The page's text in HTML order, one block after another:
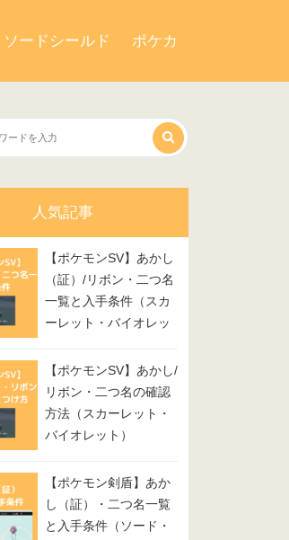
ソードシールド ポケカ
人気記事
【ポケモンSV】あかし
（証）/リボン・二つ名
一覧と入手条件（スカ
ーレット・バイオレッ
【ポケモンSV】あかし/
リボン・二つ名の確認
方法（スカーレット・
バイオレット）
【ポケモン剣盾】あか
し（証）・二つ名一覧
と入手条件（ソード・